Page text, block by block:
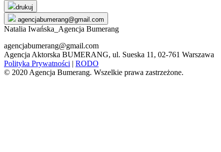
drukuj
agencjabumerang@gmail.com
Natalia Iwańska_Agencja Bumerang
agencjabumerang@gmail.com
Agencja Aktorska BUMERANG, ul. Sueska 11, 02-761 Warszawa
Polityka Prywatności | RODO
© 2020 Agencja Bumerang. Wszelkie prawa zastrzeżone.